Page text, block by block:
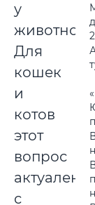
у
Для
кошек
и
котов
этот
вопрос
актуален
с